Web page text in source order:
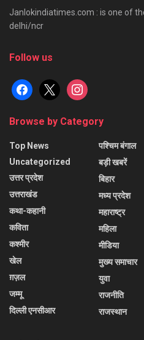
Janlokindiatimes.com : is one of
delhi/ncr
Follow us
facebook
x instagram
Browse by Category
Top News
Uncategorized
उत्तर प्रदेश
उत्तराखंड
कथा-कहानी
कविता
कश्मीर
खेल
ग़ज़ल
जम्मू
दिल्ली एनसीआर
पश्चिम बंगाल
बड़ी खबरें
बिहार
मध्य प्रदेश
महाराष्ट्र
महिला
मीडिया
मुख्य समाचार
युवा
राजनीति
राजस्थान